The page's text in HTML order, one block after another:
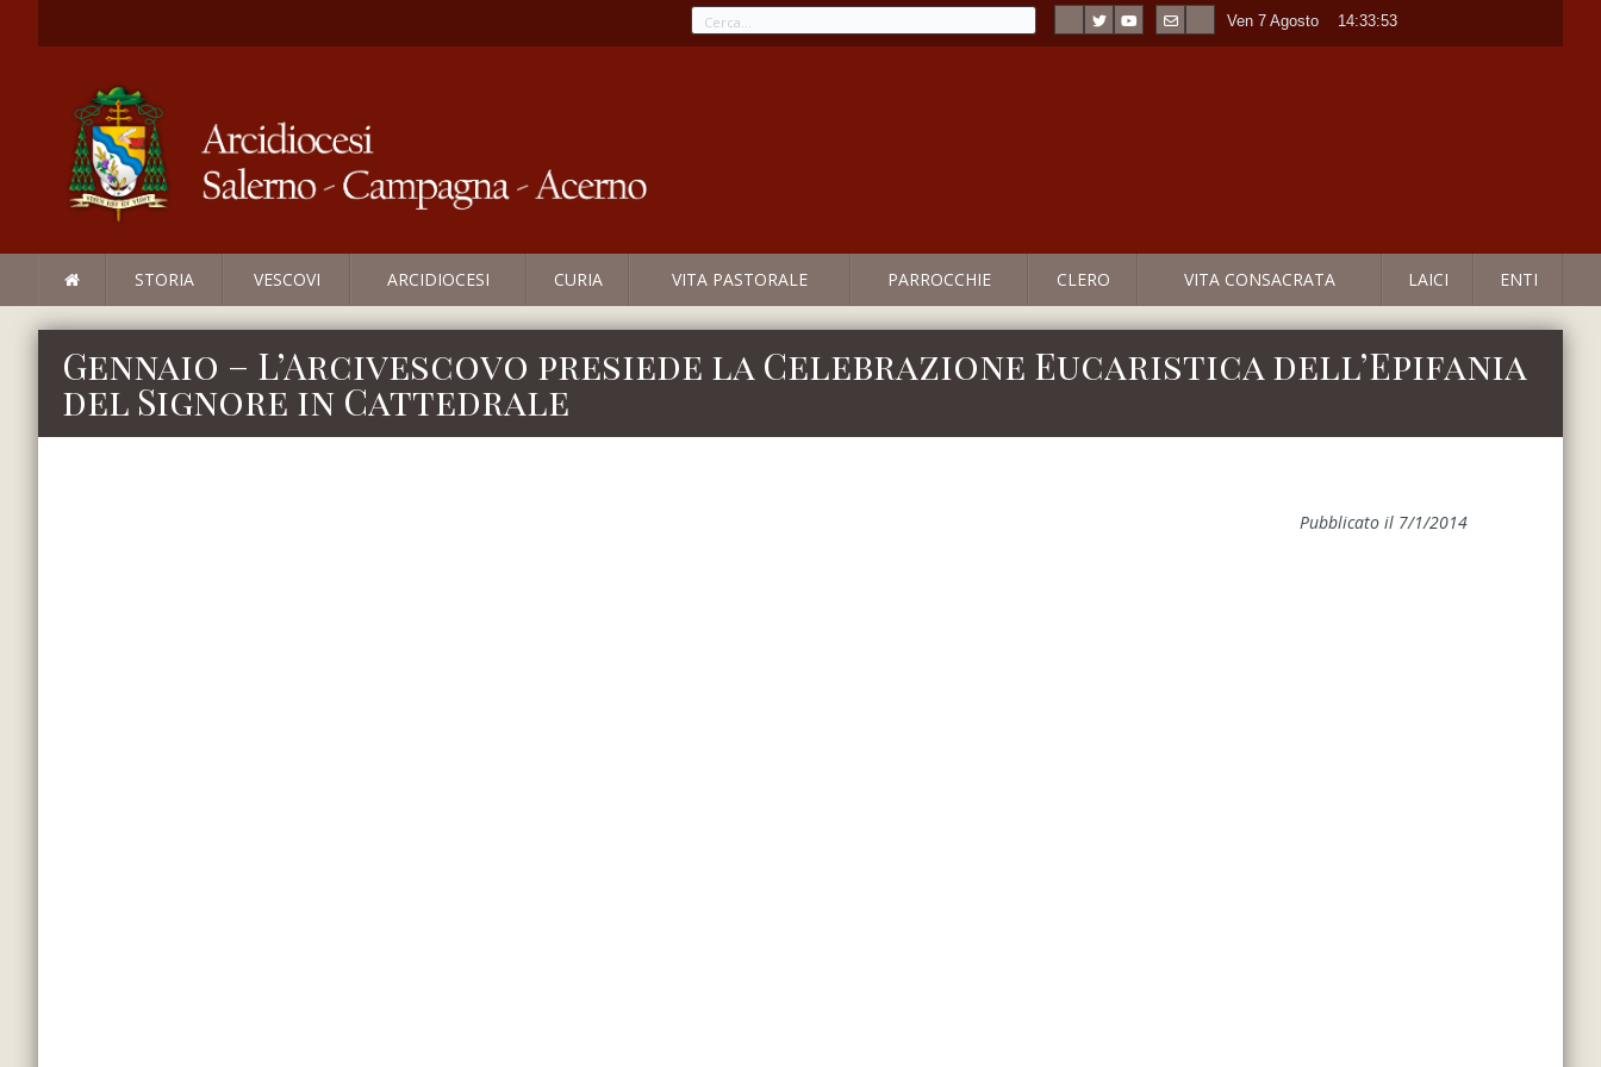
Ven 7 Agosto 14:33:53
STORIA VESCOVI ARCIDIOCESI CURIA VITA PASTORALE PARROCCHIE CLERO VITA CONSACRATA LAICI ENTI
Gennaio – L’Arcivescovo presiede la Celebrazione Eucaristica dell’Epifania
del Signore in Cattedrale
Pubblicato il 7/1/2014